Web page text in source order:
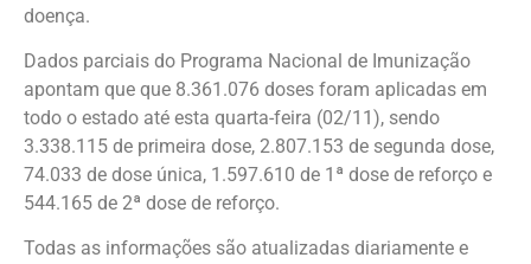
doença.
Dados parciais do Programa Nacional de Imunização
apontam que que 8.361.076 doses foram aplicadas em
todo o estado até esta quarta-feira (02/11), sendo
3.338.115 de primeira dose, 2.807.153 de segunda dose,
74.033 de dose única, 1.597.610 de 1ª dose de reforço e
544.165 de 2ª dose de reforço.
Todas as informações são atualizadas diariamente e